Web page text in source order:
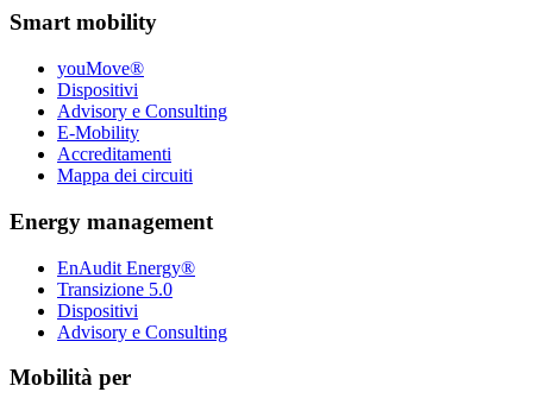
Smart mobility
youMove®
Dispositivi
Advisory e Consulting
E-Mobility
Accreditamenti
Mappa dei circuiti
Energy management
EnAudit Energy®
Transizione 5.0
Dispositivi
Advisory e Consulting
Mobilità per